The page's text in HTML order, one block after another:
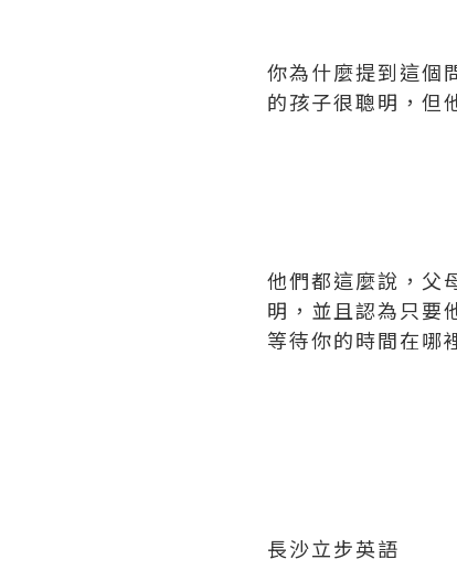
你為什麼提到這個
的孩子很聰明，但
他們都這麼說，父
明，並且認為只要
等待你的時間在哪
長沙立步英語